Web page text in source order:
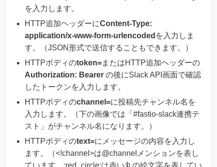
を入力します。
HTTP追加ヘッダーにContent-Type:
application/x-www-form-urlencoded を入力しま
す。（JSON形式で送信することもできます。）
HTTPボディのtoken=またはHTTP追加ヘッダーの
Authorization: Bearer の後にSlack API画面で確認
したトークンを入力します。
HTTPボディのchannel=に投稿先チャンネル名を
入力します。（下の画像では「#fastio-slack連携テ
スト」がチャンネル名になります。）
HTTPボディのtext=にメッセージの内容を入力し
ます。（<!channel>は@channelメンションを表し